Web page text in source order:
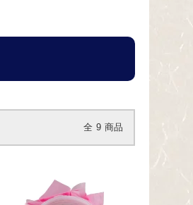
全 9 商品